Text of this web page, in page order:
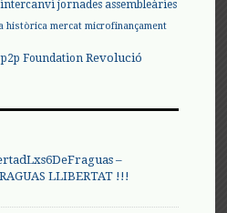
intercanvi jornades assembleàries
històrica mercat microfinançament
p2p Foundation Revolució
–
LLIBERTAT !!!